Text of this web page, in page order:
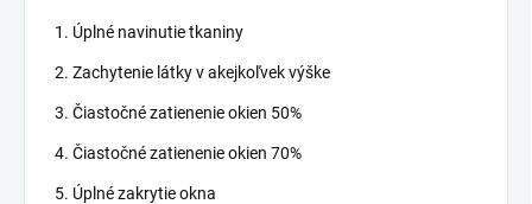
Úplné navinutie tkaniny
Zachytenie látky v akejkoľvek výške
Čiastočné zatienenie okien 50%
Čiastočné zatienenie okien 70%
Úplné zakrytie okna